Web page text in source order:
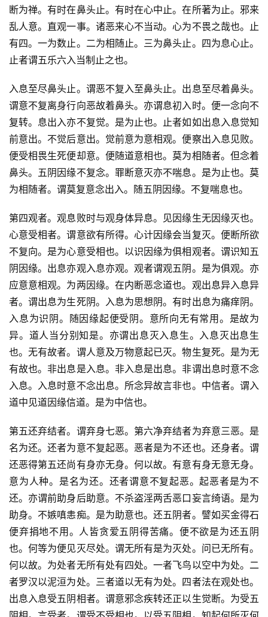
断为禅。有时在鼻头止。有时在心中止。在所著为止。邪来
乱人意。直观一事。诸恶来心不当动。心为不畏之哉也。止
有四。一为数止。二为相随止。三为鼻头止。四为息心止。
止者谓五乐六入当制止之也。
入息至尽鼻头止。谓恶不复入至鼻头止。出息至尽着鼻头。
谓意不复离身行向恶故着鼻头。亦谓息初入时。便一念向不
复转。息出入亦不复觉。是为止也。止者如如出息入息觉知
前意出。不觉后意出。觉前意为意相观。便察出入息见败。
便受相畏生死便却意。便随道意相也。莫为相随者。但念着
鼻头。五阴因缘不复念。罪断意灭亦不喘息。是为止也。莫
为相随者。谓莫复意念出入。随五阴因缘。不复喘息也。
第四观者。观息败时与观身体异息。见因缘生无因缘灭也。
心意受相者。谓意欲有所得。心计因缘会当复灭。便断所欲
不复向。是为心意受相也。以识因缘为俱相观者。谓识知五
阴因缘。出息亦观入息亦观。观者谓观五阴。是为俱观。亦
应意意相观。为两因缘。在内断恶念道也。观出息异入息异
者。谓出息为生死阴。入息为思想阴。有时出息为痛痒阴。
入息为识阴。随因缘起便受阴。意所向无有常用。是故为
异。道人当分别知是。亦谓出息灭入息生。入息灭出息生
也。无有故者。谓人意及万物意起已灭。物生复死。是为无
有故也。非出息是入息。非入息是出息。非谓出息时意不念
入息。入息时意不念出息。所念异故言非也。中信者。谓入
道中见道因缘信道。是为中信也。
第五还弃结者。谓弃身七恶。第六净弃结者为弃意三恶。是
名为还。还者为意不复起恶。恶者是为不还也。还身者。谓
还恶得第五还尚有身亦无身。何以故。有意有身无意无身。
意为人种。是名为还。还者谓意不复起恶。起恶者是为不
还。亦谓前助身后助意。不杀盗淫两舌恶口妄言绮语。是为
助身。不嫉嗔恚痴。是为助意也。还五阴者。譬如买金得石
便弃捐地不用。人皆贪爱五阴得苦痛。便不欲是为还五阴
也。何等为便见灭尽处。谓无所有是为灭处。问已无所有。
何以故。为处者无所有处有四处。一者飞鸟以空中为处。二
者罗汉以泥洹为处。三者道以无有为处。四者法在观处也。
出息入息受五阴相者。谓意邪念疾转还正以生觉断。为受五